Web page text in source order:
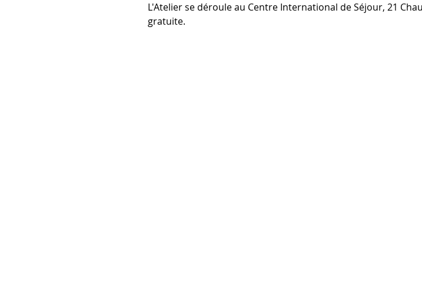
L'Atelier se déroule au Centre International de Séjour, 21
gratuite.